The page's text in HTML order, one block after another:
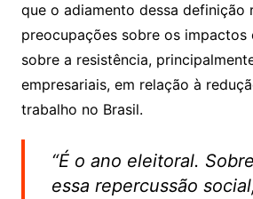
que o adiamento dessa definição
preocupações sobre os impactos
sobre a resistência,
empresariais, em relação à
trabalho no Brasil.
“É o ano eleitoral.
essa repercussão